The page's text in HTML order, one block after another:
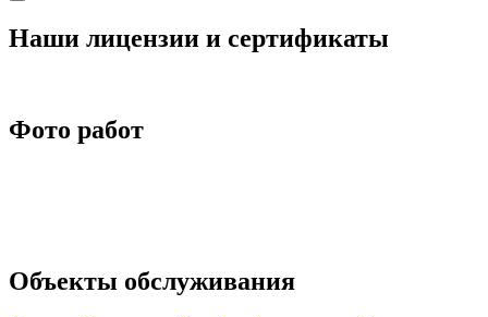
Наши лицензии и сертификаты
Фото работ
Объекты обслуживания